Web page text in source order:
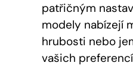
patřičným
modely nabízejí
hrubosti nebo
vašich